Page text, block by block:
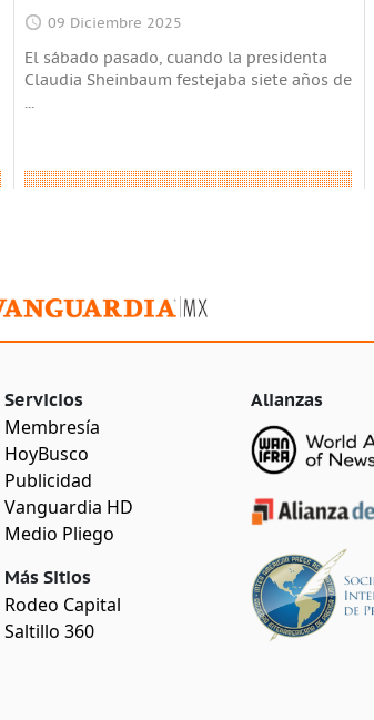
09 Diciembre 2025
El sábado pasado, cuando la presidenta
Claudia Sheinbaum festejaba siete años de
...
Servicios
Membresía
HoyBusco
Publicidad
Vanguardia HD
Medio Pliego
Más Sitios
Rodeo Capital
Saltillo 360
Alianzas